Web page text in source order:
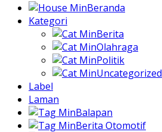
Beranda
Kategori
Berita
Olahraga
Politik
Uncategorized
Label
Laman
Balapan
Berita Otomotif